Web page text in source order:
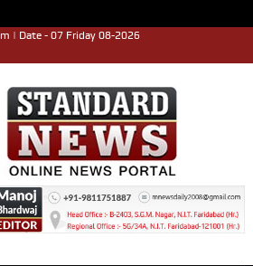
| Date - 07 Friday 08-2026